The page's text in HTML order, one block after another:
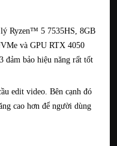
Ryzen™️ 5 7535HS, 8GB
và GPU RTX 4050
đảm bảo hiệu năng rất tốt
edit video. Bên cạnh đó
cao hơn để người dùng